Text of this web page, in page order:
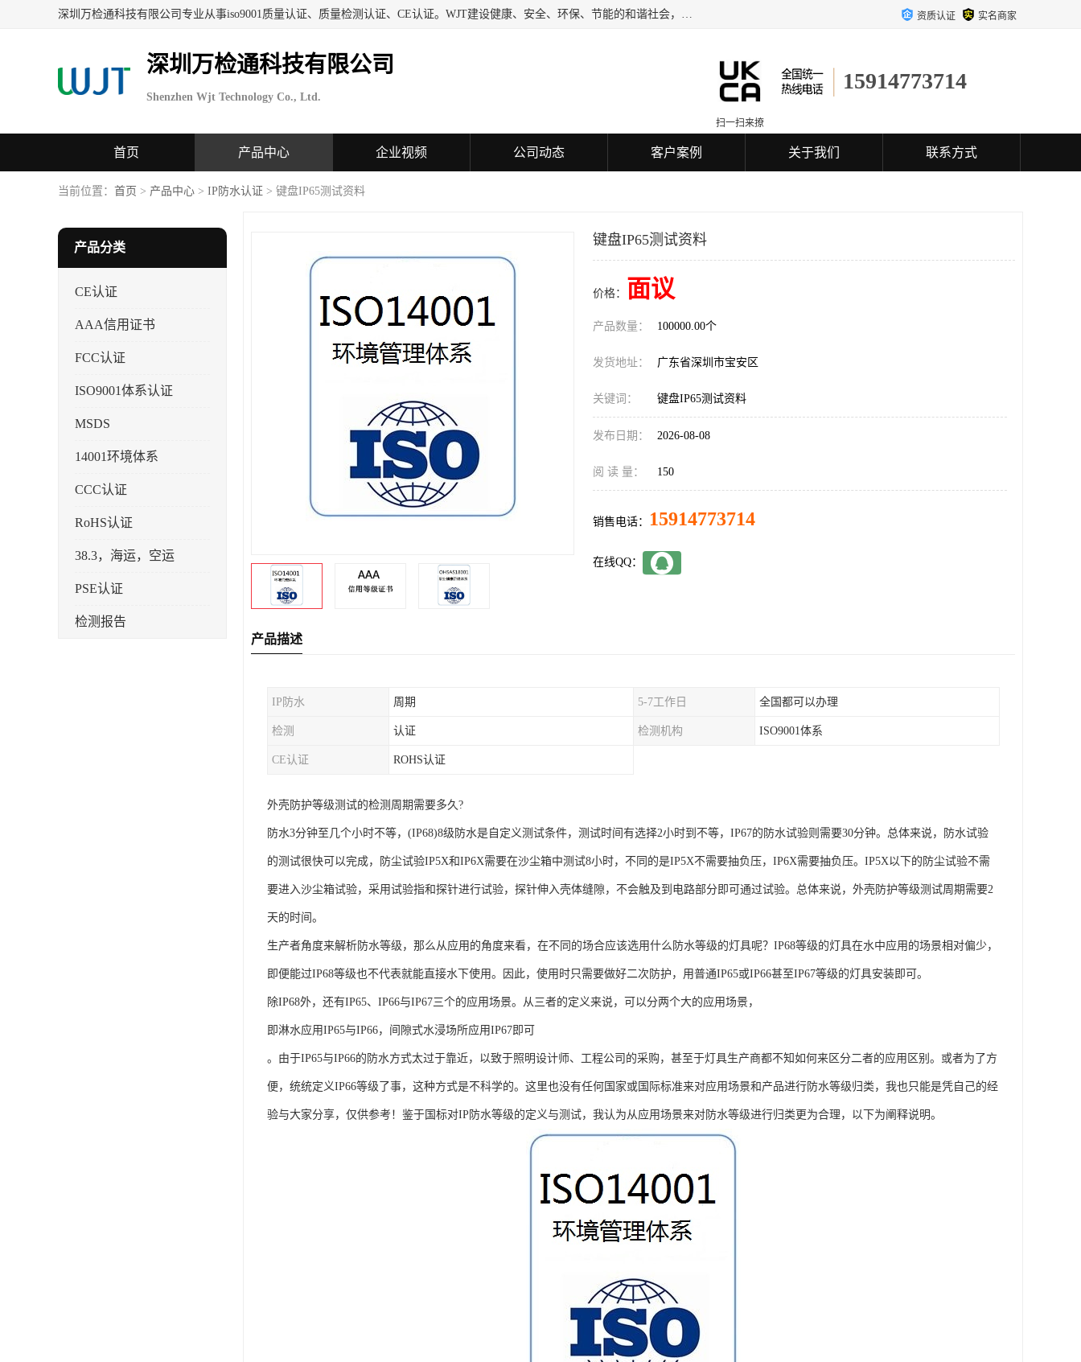
深圳万检通科技有限公司专业从事iso9001质量认证、质量检测认证、CE认证。WJT建设健康、安全、环保、节能的和谐社会，力图在检验、鉴定、测试及认证领域成为受人信赖的机构。 资质认证 实名商家
深圳万检通科技有限公司
Shenzhen Wjt Technology Co., Ltd.
15914773714
扫一扫来撩
首页 产品中心 企业视频 公司动态 客户案例 关于我们 联系方式
当前位置： 首页 > 产品中心 > IP防水认证 > 键盘IP65测试资料
产品分类
CE认证
AAA信用证书
FCC认证
ISO9001体系认证
MSDS
14001环境体系
CCC认证
RoHS认证
38.3，海运，空运
PSE认证
检测报告
键盘IP65测试资料
价格： 面议
产品数量： 100000.00个
发货地址： 广东省深圳市宝安区
关键词： 键盘IP65测试资料
发布日期： 2026-08-08
阅 读 量： 150
销售电话： 15914773714
在线QQ：
产品描述
IP防水 周期 5-7工作日 全国都可以办理
检测 认证 检测机构 ISO9001体系
CE认证 ROHS认证
外壳防护等级测试的检测周期需要多久?
防水3分钟至几个小时不等，(IP68)8级防水是自定义测试条件，测试时间有选择2小时到不等，IP67的防水试验则需要30分钟。总体来说，防水试验
的测试很快可以完成，防尘试验IP5X和IP6X需要在沙尘箱中测试8小时，不同的是IP5X不需要抽负压，IP6X需要抽负压。IP5X以下的防尘试验不需
要进入沙尘箱试验，采用试验指和探针进行试验，探针伸入壳体缝隙，不会触及到电路部分即可通过试验。总体来说，外壳防护等级测试周期需要2
天的时间。
生产者角度来解析防水等级，那么从应用的角度来看，在不同的场合应该选用什么防水等级的灯具呢？IP68等级的灯具在水中应用的场景相对偏少，
即便能过IP68等级也不代表就能直接水下使用。因此，使用时只需要做好二次防护，用普通IP65或IP66甚至IP67等级的灯具安装即可。
除IP68外，还有IP65、IP66与IP67三个的应用场景。从三者的定义来说，可以分两个大的应用场景，
即淋水应用IP65与IP66，间隙式水浸场所应用IP67即可
。由于IP65与IP66的防水方式太过于靠近，以致于照明设计师、工程公司的采购，甚至于灯具生产商都不知如何来区分二者的应用区别。或者为了方
便，统统定义IP66等级了事，这种方式是不科学的。这里也没有任何国家或国际标准来对应用场景和产品进行防水等级归类，我也只能是凭自己的经
验与大家分享，仅供参考！鉴于国标对IP防水等级的定义与测试，我认为从应用场景来对防水等级进行归类更为合理，以下为阐释说明。